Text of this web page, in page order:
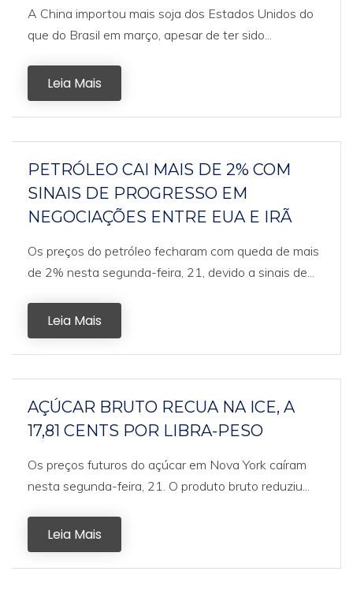
A China importou mais soja dos Estados Unidos do
que do Brasil em março, apesar de ter sido...
Leia Mais
PETRÓLEO CAI MAIS DE 2% COM
SINAIS DE PROGRESSO EM
NEGOCIAÇÕES ENTRE EUA E IRÃ
Os preços do petróleo fecharam com queda de mais
de 2% nesta segunda-feira, 21, devido a sinais de...
Leia Mais
AÇÚCAR BRUTO RECUA NA ICE, A
17,81 CENTS POR LIBRA-PESO
Os preços futuros do açúcar em Nova York caíram
nesta segunda-feira, 21. O produto bruto reduziu...
Leia Mais